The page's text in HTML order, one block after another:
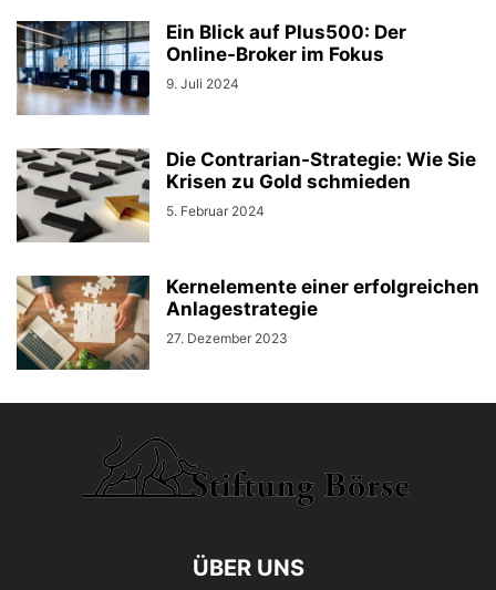
Ein Blick auf Plus500: Der
Online-Broker im Fokus
9. Juli 2024
Die Contrarian-Strategie: Wie Sie
Krisen zu Gold schmieden
5. Februar 2024
Kernelemente einer erfolgreichen
Anlagestrategie
27. Dezember 2023
ÜBER UNS